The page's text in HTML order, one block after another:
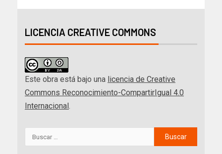
LICENCIA CREATIVE COMMONS
Este obra está bajo una licencia de Creative
Commons Reconocimiento-CompartirIgual 4.0
Internacional .